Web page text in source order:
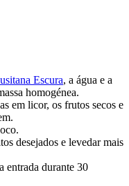
Escura, a água e a
homogénea.
em licor, os frutos secos e
desejados e levedar mais
entrada durante 30